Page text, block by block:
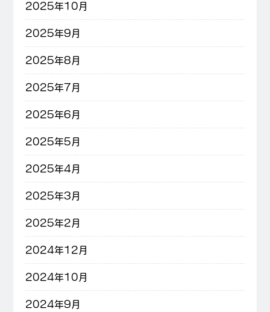
2025年10月
2025年9月
2025年8月
2025年7月
2025年6月
2025年5月
2025年4月
2025年3月
2025年2月
2024年12月
2024年10月
2024年9月